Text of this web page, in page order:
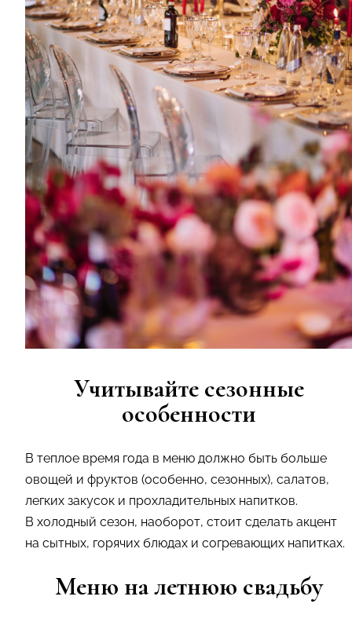
Учитывайте сезонные
особенности
В теплое время года в меню должно быть больше
овощей и фруктов (особенно, сезонных), салатов,
легких закусок и прохладительных напитков.
В холодный сезон, наоборот, стоит сделать акцент
на сытных, горячих блюдах и согревающих напитках.
Меню на летнюю свадьбу